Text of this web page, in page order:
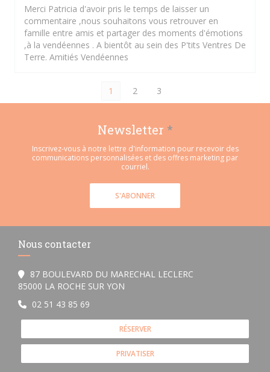
Merci Patricia d'avoir pris le temps de laisser un
commentaire ,nous souhaitons vous retrouver en
famille entre amis et partager des moments d'émotions
,à la vendéennes . A bientôt au sein des P'tits Ventres De
Terre. Amitiés Vendéennes
1 2 3
Newsletter *
Inscrivez-vous à notre lettre d'information pour recevoir des
communications personnalisées et des offres marketing par
courriel.
S'ABONNER
Nous contacter
87 BOULEVARD DU MARECHAL LECLERC
85000 LA ROCHE SUR YON
02 51 43 85 69
RÉSERVER
PRIVATISER